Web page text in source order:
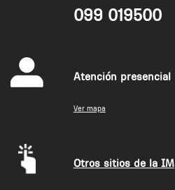
099 019500
Atención presencial
Ver mapa
Otros sitios de la IM